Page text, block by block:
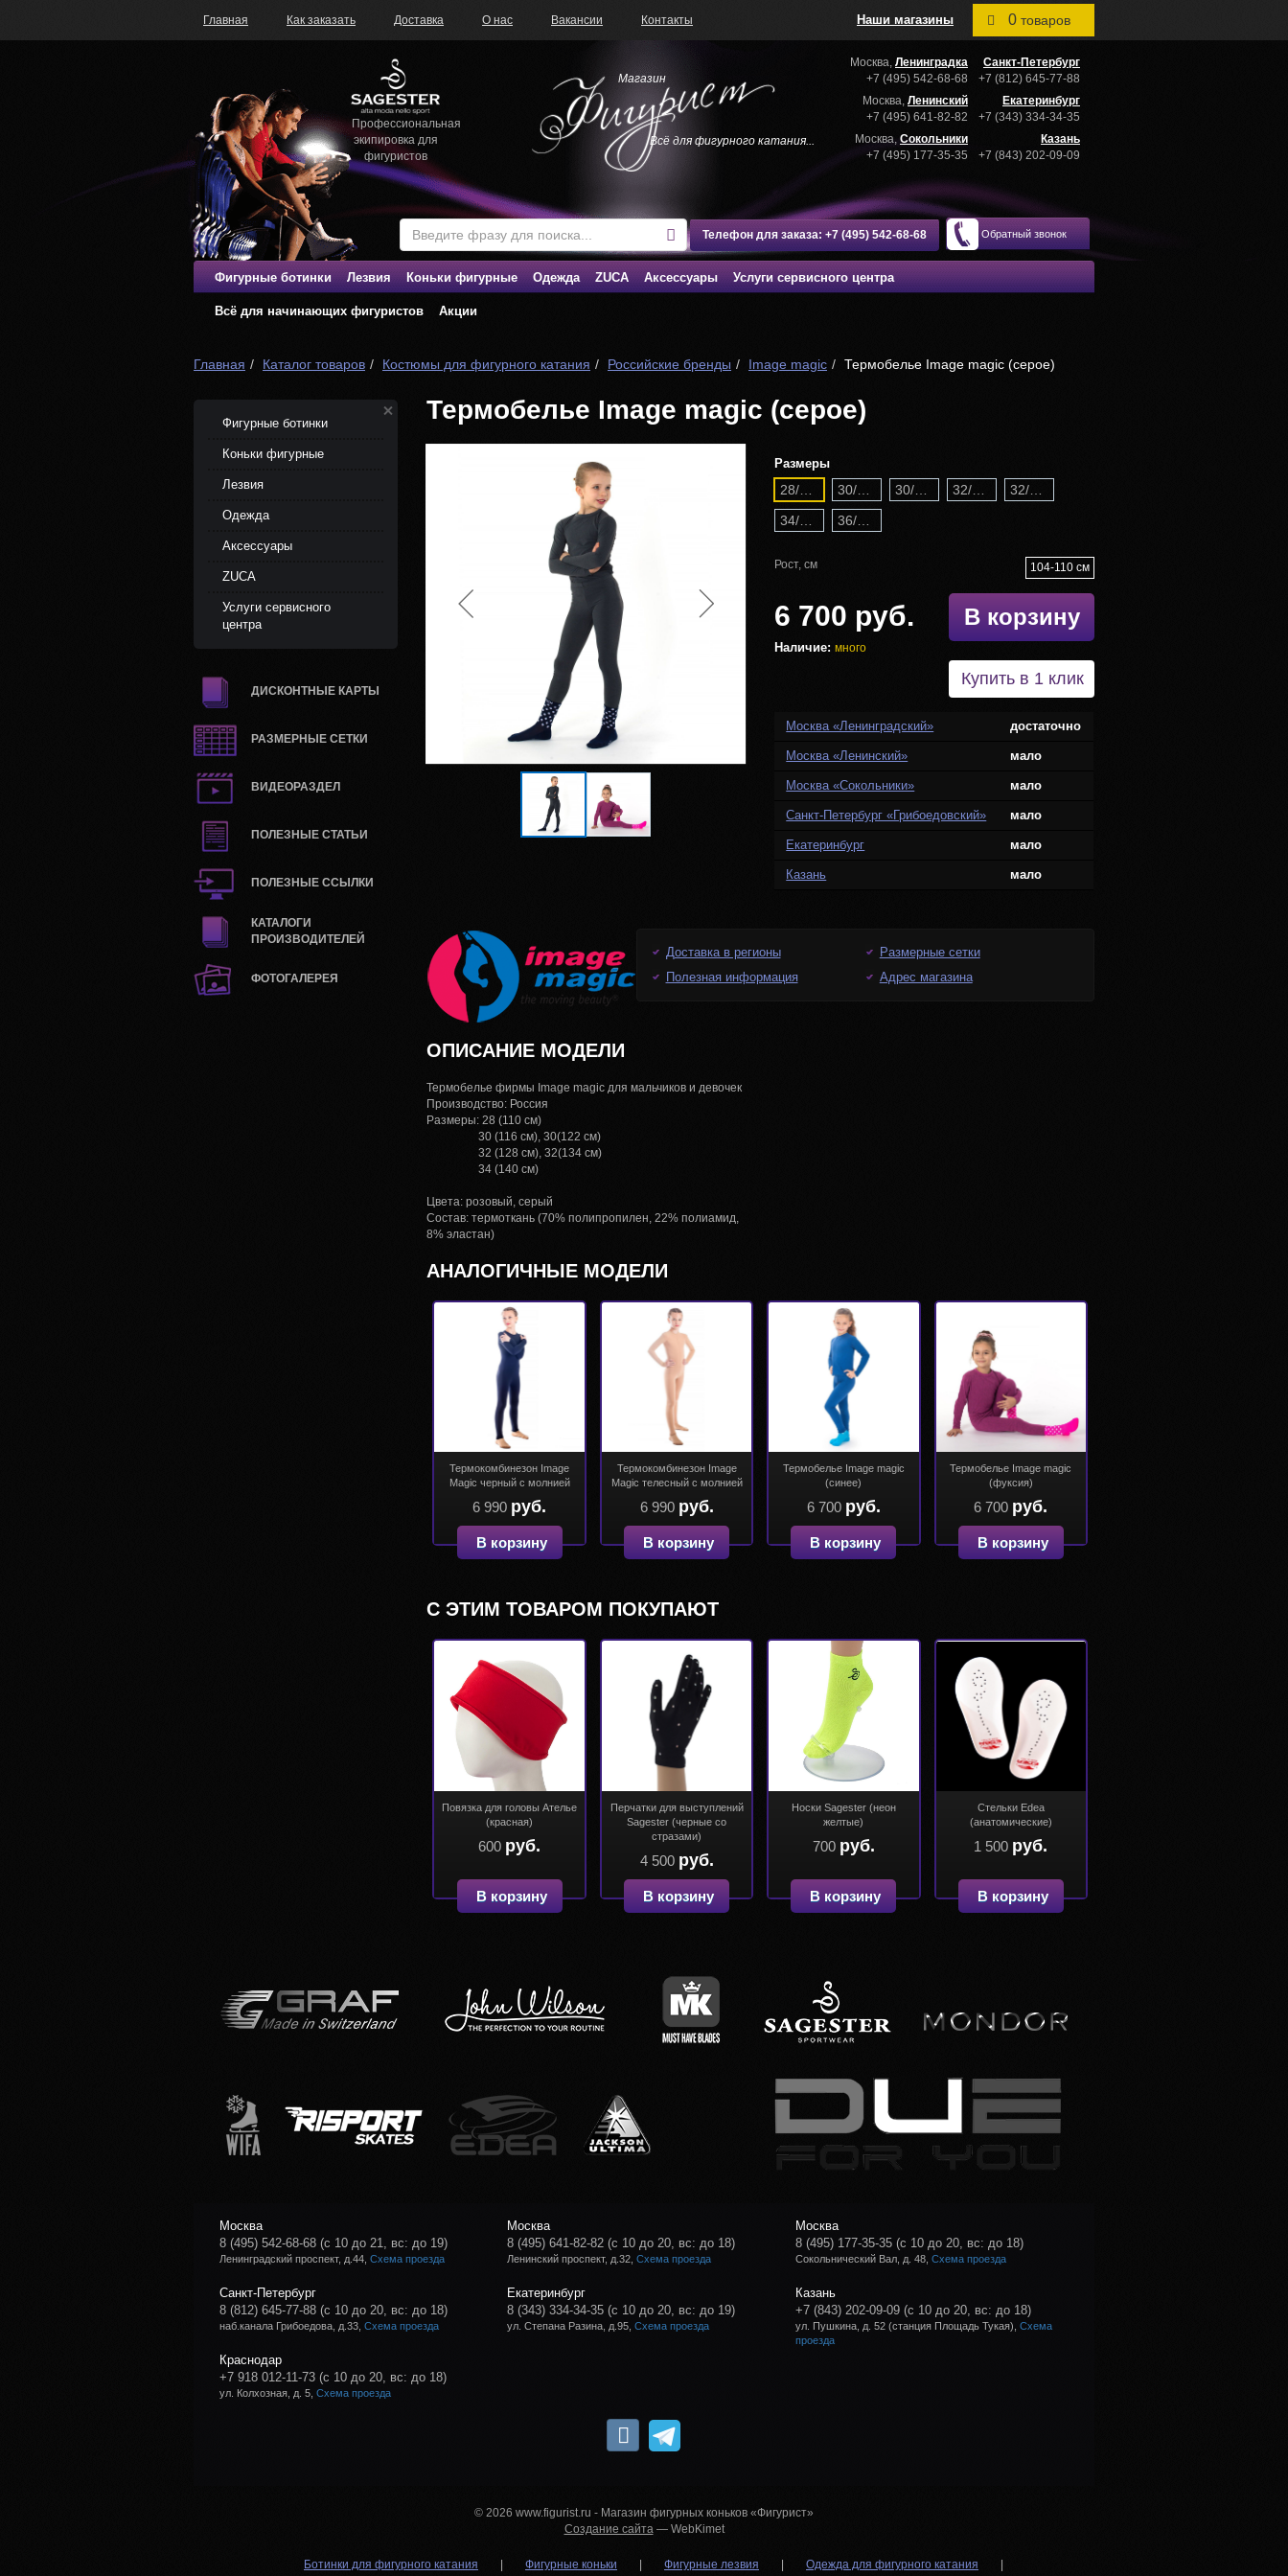
Главная Как заказать Доставка О нас Вакансии Контакты 0 товаров
Наши магазины
Профессиональная
экипировка для
фигуристов
Магазин
Всё для фигурного катания...
Телефон для заказа: +7 (495) 542-68-68
Москва, Ленинградка
+7 (495) 542-68-68
Москва, Ленинский
+7 (495) 641-82-82
Москва, Сокольники
+7 (495) 177-35-35
Санкт-Петербург
+7 (812) 645-77-88
Екатеринбург
+7 (343) 334-34-35
Казань
+7 (843) 202-09-09
Обратный звонок
Фигурные ботинки Лезвия Коньки фигурные Одежда ZUCA Аксессуары Услуги сервисного центра
Всё для начинающих фигуристов Акции
Главная Каталог товаров Костюмы для фигурного катания Российские бренды Image magic Термобелье Image magic (серое)
Фигурные ботинки
Коньки фигурные
Лезвия
Одежда
Аксессуары
ZUCA
Услуги сервисного
центра
ДИСКОНТНЫЕ КАРТЫ
РАЗМЕРНЫЕ СЕТКИ
ВИДЕОРАЗДЕЛ
ПОЛЕЗНЫЕ СТАТЬИ
ПОЛЕЗНЫЕ ССЫЛКИ
КАТАЛОГИ
ПРОИЗВОДИТЕЛЕЙ
ФОТОГАЛЕРЕЯ
Термобелье Image magic (серое)
Размеры
Рост, см 104-110 см
6 700 руб.
Наличие:много
В корзину
Купить в 1 клик
Москва «Ленинградский» достаточно
Москва «Ленинский» мало
Москва «Сокольники» мало
Санкт-Петербург «Грибоедовский» мало
Екатеринбург мало
Казань мало
Доставка в регионы
Размерные сетки
Полезная информация
Адрес магазина
ОПИСАНИЕ МОДЕЛИ
Термобелье фирмы Image magic для мальчиков и девочек
Производство: Россия
Размеры: 28 (110 см)
30 (116 см), 30(122 см)
32 (128 см), 32(134 см)
34 (140 см)
Цвета: розовый, серый
Состав: термоткань (70% полипропилен, 22% полиамид,
8% эластан)
АНАЛОГИЧНЫЕ МОДЕЛИ
Термокомбинезон Image
Magic черный с молнией
6 990 руб.
В корзину
Термокомбинезон Image
Magic телесный с молнией
6 990 руб.
В корзину
Термобелье Image magic
(синее)
6 700 руб.
В корзину
Термобелье Image magic
(фуксия)
6 700 руб.
В корзину
С ЭТИМ ТОВАРОМ ПОКУПАЮТ
Повязка для головы Ателье
(красная)
600 руб.
В корзину
Перчатки для выступлений
Sagester (черные со
стразами)
4 500 руб.
В корзину
Носки Sagester (неон
желтые)
700 руб.
В корзину
Стельки Edea
(анатомические)
1 500 руб.
В корзину
Москва
8 (495) 542-68-68 (с 10 до 21, вс: до 19)
Ленинградский проспект, д.44, Схема проезда
Москва
8 (495) 641-82-82 (с 10 до 20, вс: до 18)
Ленинский проспект, д.32,Схема проезда
Москва
8 (495) 177-35-35 (с 10 до 20, вс: до 18)
Сокольнический Вал, д. 48, Схема проезда
Санкт-Петербург
8 (812) 645-77-88 (с 10 до 20, вс: до 18)
наб.канала Грибоедова, д.33, Схема проезда
Екатеринбург
8 (343) 334-34-35 (с 10 до 20, вс: до 19)
ул. Степана Разина, д.95,Схема проезда
Казань
+7 (843) 202-09-09 (с 10 до 20, вс: до 18)
ул. Пушкина, д. 52 (станция Площадь Тукая), Схема
проезда
Краснодар
+7 918 012-11-73 (с 10 до 20, вс: до 18)
ул. Колхозная, д. 5, Схема проезда
© 2026 www.figurist.ru - Магазин фигурных коньков «Фигурист»
Создание сайта— WebKimet
Ботинки для фигурного катания | Фигурные коньки | Фигурные лезвия | Одежда для фигурного катания |